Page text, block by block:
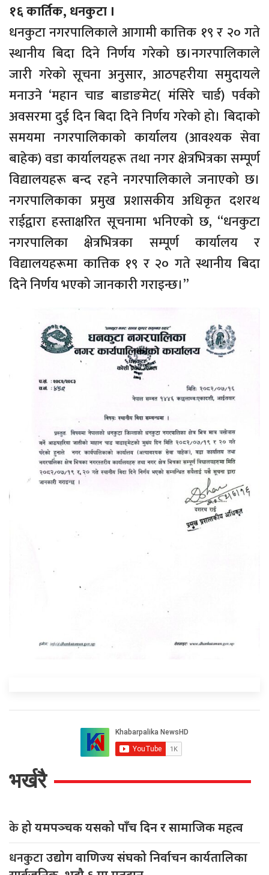
१६ कार्तिक, धनकुटा ।
धनकुटा नगरपालिकाले आगामी कात्तिक १९ र २० गते
स्थानीय बिदा दिने निर्णय गरेको छ।नगरपालिकाले
जारी गरेको सूचना अनुसार, आठपहरीया समुदायले
मनाउने ‘महान चाड बाडाङमेट( मंसिरे चार्ड) पर्वको
अवसरमा दुई दिन बिदा दिने निर्णय गरेको हो। बिदाको
समयमा नगरपालिकाको कार्यालय (आवश्यक सेवा
बाहेक) वडा कार्यालयहरू तथा नगर क्षेत्रभित्रका सम्पूर्ण
विद्यालयहरू बन्द रहने नगरपालिकाले जनाएको छ।
नगरपालिकाका प्रमुख प्रशासकीय अधिकृत दशरथ
राईद्वारा हस्ताक्षरित सूचनामा भनिएको छ, “धनकुटा
नगरपालिका क्षेत्रभित्रका सम्पूर्ण कार्यालय र
विद्यालयहरूमा कात्तिक १९ र २० गते स्थानीय बिदा
दिने निर्णय भएको जानकारी गराइन्छ।”
भर्खरै
केहो यमपञ्चक यसको पाँच दिन र सामाजिक महत्व
धनकुटाउद्योग वाणिज्य संघको निर्वाचन कार्यतालिका